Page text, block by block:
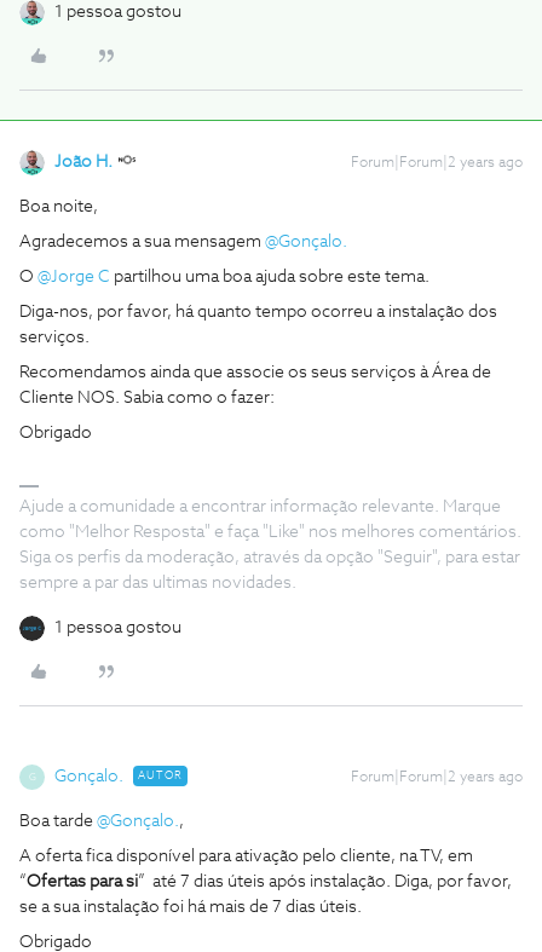
1 pessoa gostou
João H. Forum|Forum|2 years ago
Boa noite,
Agradecemos a sua mensagem @Gonçalo.
O @Jorge C partilhou uma boa ajuda sobre este tema.
Diga-nos, por favor, há quanto tempo ocorreu a instalação dos
serviços.
Recomendamos ainda que associe os seus serviços à Área de
Cliente NOS. Sabia como o fazer:
Obrigado
Ajude a comunidade a encontrar informação relevante. Marque
como "Melhor Resposta" e faça "Like" nos melhores comentários.
Siga os perfis da moderação, através da opção "Seguir", para estar
sempre a par das ultimas novidades.
1 pessoa gostou
G Gonçalo. AUTOR Forum|Forum|2 years ago
Boa tarde @Gonçalo.,
A oferta fica disponível para ativação pelo cliente, na TV, em
“Ofertas para si” até 7 dias úteis após instalação. Diga, por favor,
se a sua instalação foi há mais de 7 dias úteis.
Obrigado